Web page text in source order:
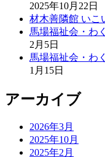
2025年10月22日
材木善隣館 いこ
馬場福祉会・わ
2月5日
馬場福祉会・わ
1月15日
アーカイブ
2026年3月
2025年10月
2025年2月